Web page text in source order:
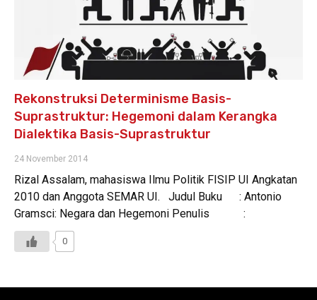
Rekonstruksi Determinisme Basis-
Suprastruktur: Hegemoni dalam Kerangka
Dialektika Basis-Suprastruktur
24 November 2014
Rizal Assalam, mahasiswa Ilmu Politik FISIP UI Angkatan
2010 dan Anggota SEMAR UI. Judul Buku : Antonio
Gramsci: Negara dan Hegemoni Penulis :
0